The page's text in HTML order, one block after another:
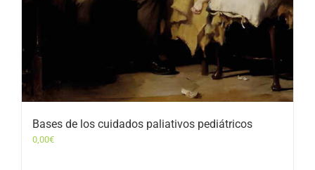
Bases de los cuidados paliativos pediátricos
0,00€